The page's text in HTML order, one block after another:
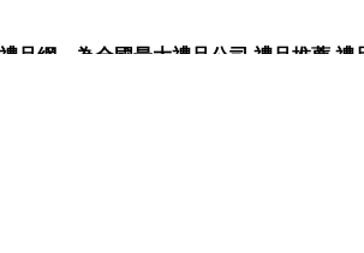
品網 為全國最大禮品公司,禮品推薦,禮
小物,高級禮品,禮品網站。